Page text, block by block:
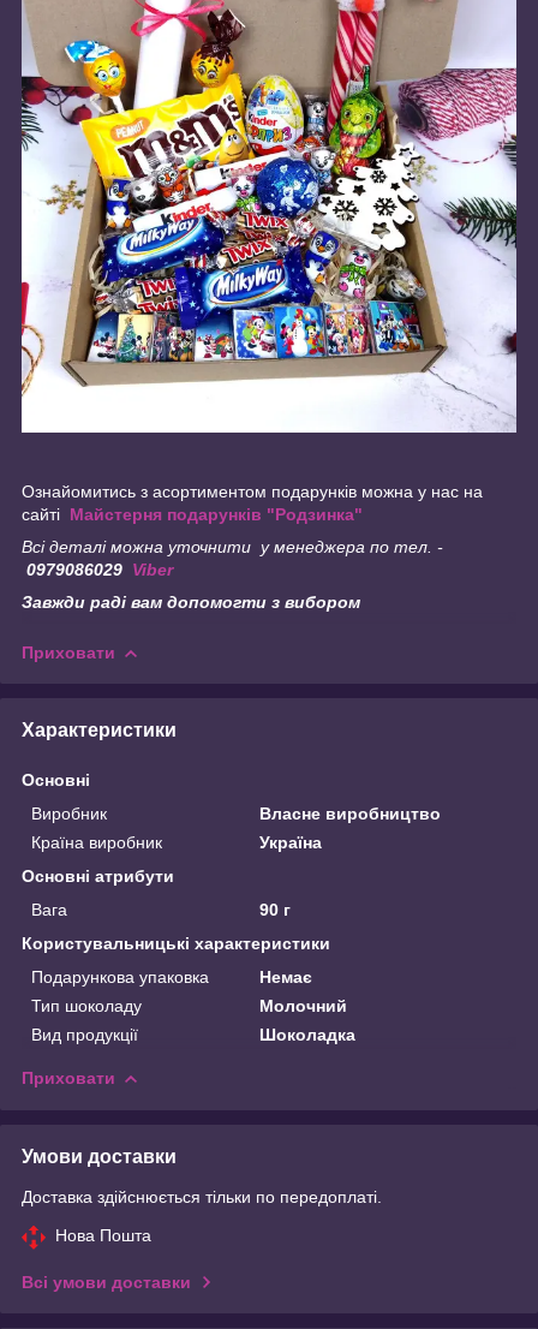
Ознайомитись з асортиментом подарунків можна у нас на
сайті Майстерня подарунків "Родзинка"
Всі деталі можна уточнити у менеджера по тел. -
0979086029 Viber
Завжди раді вам допомогти з вибором
Приховати
Характеристики
Основні
Виробник
Власне виробництво
Країна виробник
Україна
Основні атрибути
Вага
90 г
Користувальницькі характеристики
Подарункова упаковка
Немає
Тип шоколаду
Молочний
Вид продукції
Шоколадка
Приховати
Умови доставки
Доставка здійснюється тільки по передоплаті.
Нова Пошта
Всі умови доставки